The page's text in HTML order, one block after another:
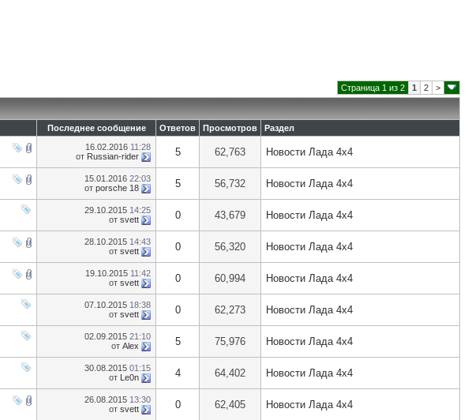
Страница 1 из 2 1 2 >
Последнее сообщение Ответов Просмотров Раздел
16.02.2016 11:28
от Russian-rider 5 62,763 Новости Лада 4х4
15.01.2016 22:03
от porsche 18 5 56,732 Новости Лада 4х4
29.10.2015 14:25
от svett 0 43,679 Новости Лада 4х4
28.10.2015 14:43
от svett 0 56,320 Новости Лада 4х4
19.10.2015 11:42
от svett 0 60,994 Новости Лада 4х4
07.10.2015 18:38
от svett 0 62,273 Новости Лада 4х4
02.09.2015 21:10
от Alex 5 75,976 Новости Лада 4х4
30.08.2015 01:15
от Le0n 4 64,402 Новости Лада 4х4
26.08.2015 13:30
от svett 0 62,405 Новости Лада 4х4